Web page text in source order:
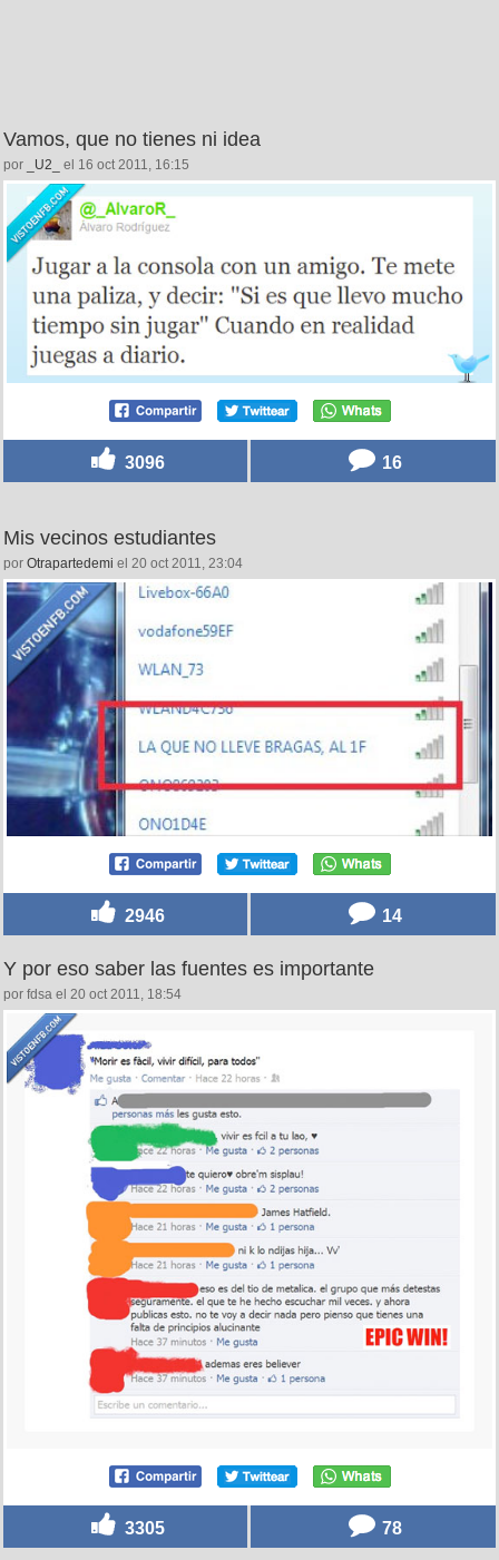
Vamos, que no tienes ni idea
por _U2_ el 16 oct 2011, 16:15
3096 16
Mis vecinos estudiantes
por Otrapartedemi el 20 oct 2011, 23:04
2946 14
Y por eso saber las fuentes es importante
por fdsa el 20 oct 2011, 18:54
3305 78